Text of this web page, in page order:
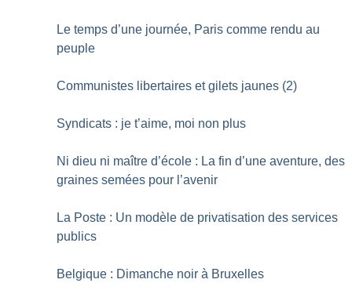
Le temps d’une journée, Paris comme rendu au
peuple
Communistes libertaires et gilets jaunes (2)
Syndicats : je t’aime, moi non plus
Ni dieu ni maître d’école : La fin d’une aventure, des
graines semées pour l’avenir
La Poste : Un modèle de privatisation des services
publics
Belgique : Dimanche noir à Bruxelles